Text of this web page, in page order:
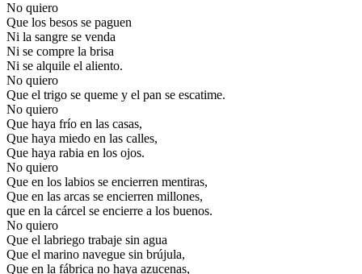
No quiero
Que los besos se paguen
Ni la sangre se venda
Ni se compre la brisa
Ni se alquile el aliento.
No quiero
Que el trigo se queme y el pan se escatime.
No quiero
Que haya frío en las casas,
Que haya miedo en las calles,
Que haya rabia en los ojos.
No quiero
Que en los labios se encierren mentiras,
Que en las arcas se encierren millones,
que en la cárcel se encierre a los buenos.
No quiero
Que el labriego trabaje sin agua
Que el marino navegue sin brújula,
Que en la fábrica no haya azucenas,